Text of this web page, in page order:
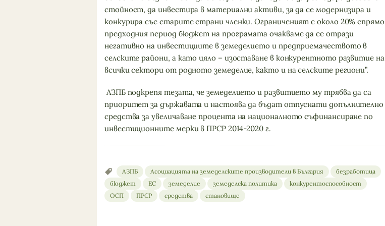
стойност, да инвестира в материални активи, за да се модернизира и
конкурира със старите страни членки. Ограниченият с около 20% спрямо
предходния период бюджет на програмата очакваме да се отрази
негативно на инвестициите в земеделието и предприемачеството в
селските райони, а като цяло – изоставане в конкурентното развитие на
всички сектори от родното земеделие, както и на селските региони”.
АЗПБ подкрепя тезата, че земеделието и развитието му трябва да са
приоритет за държавата и настоява да бъдат отпуснати допълнително
средства за увеличаване процента на националното съфинансиране по
инвестиционните мерки в ПРСР 2014-2020 г.
АЗПБ Асоциацията на земеделските производители в България
безработица
бюджет
ЕС земеделие земеделска политика
конкурентоспособност
ОСП
ПРСР средства становище